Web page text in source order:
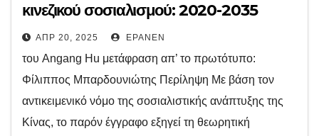
κινεζικού σοσιαλισμού: 2020-2035
ΑΠΡ 20, 2025 EPANEN
του Angang Hu μετάφραση απ’ το πρωτότυπο:
Φίλιππος Μπαρδουνιώτης Περίληψη Με βάση τον
αντικειμενικό νόμο της σοσιαλιστικής ανάπτυξης της
Κίνας, το παρόν έγγραφο εξηγεί τη θεωρητική